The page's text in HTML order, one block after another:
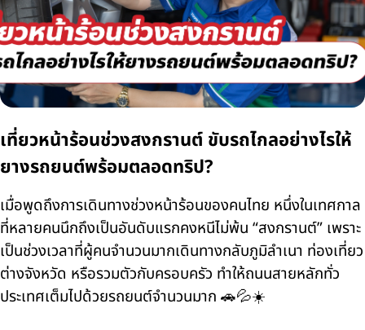
เที่ยวหน้าร้อนช่วงสงกรานต์ ขับรถไกลอย่างไรให้
ยางรถยนต์พร้อมตลอดทริป?
เมื่อพูดถึงการเดินทางช่วงหน้าร้อนของคนไทย หนึ่งในเทศกาล
ที่หลายคนนึกถึงเป็นอันดับแรกคงหนีไม่พ้น “สงกรานต์” เพราะ
เป็นช่วงเวลาที่ผู้คนจำนวนมากเดินทางกลับภูมิลำเนา ท่องเที่ยว
ต่างจังหวัด หรือรวมตัวกับครอบครัว ทำให้ถนนสายหลักทั่ว
ประเทศเต็มไปด้วยรถยนต์จำนวนมาก 🚗💦☀️